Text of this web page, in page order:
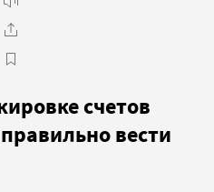
счетов
вести